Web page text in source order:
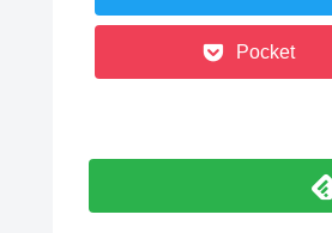
Pocket